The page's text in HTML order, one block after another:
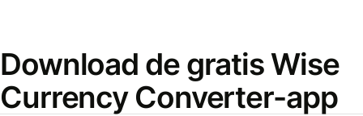
Download de gratis Wise
Currency Converter-app